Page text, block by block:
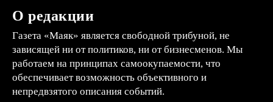
О редакции
Газета «Маяк» является свободной трибуной, не
зависящей ни от политиков, ни от бизнесменов. Мы
работаем на принципах самоокупаемости, что
обеспечивает возможность объективного и
непредвзятого описания событий.